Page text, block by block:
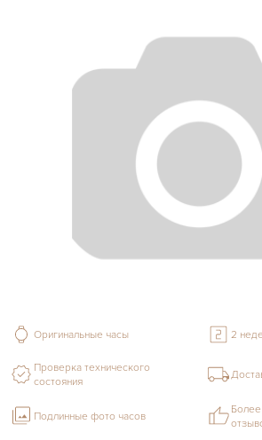
Оригинальные часы 2
Проверка технического
состояния
Подлинные фото часов